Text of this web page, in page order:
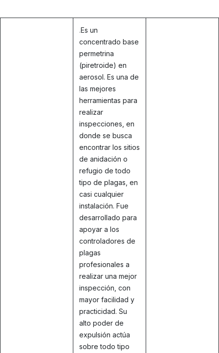
.Es un
concentrado base
permetrina
(piretroide) en
aerosol. Es una de
las mejores
herramientas para
realizar
inspecciones, en
donde se busca
encontrar los sitios
de anidación o
refugio de todo
tipo de plagas, en
casi cualquier
instalación. Fue
desarrollado para
apoyar a los
controladores de
plagas
profesionales a
realizar una mejor
inspección, con
mayor facilidad y
practicidad. Su
alto poder de
expulsión actúa
sobre todo tipo